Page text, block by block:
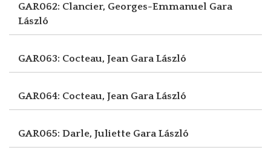
GAR062: Clancier, Georges-Emmanuel Gara
László
GAR063: Cocteau, Jean Gara László
GAR064: Cocteau, Jean Gara László
GAR065: Darle, Juliette Gara László